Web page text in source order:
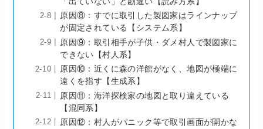
原因⑧：すでに取引した製図家はラインナップ
が固定されている【システム系】
原因⑨：取引相手が子供・ダメ村人で製図家に
できない【村人系】
原因⑩：近くに森の洋館がなく、地図が極端に
遠くを指す【生成系】
原因⑪：海洋探検家の地図と取り違えている
【混同系】
原因⑫：村人がパニック等で取引画面が開かな